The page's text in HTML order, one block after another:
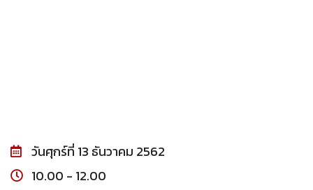
วันศุกร์ที่ 13 ธันวาคม 2562
10.00 - 12.00